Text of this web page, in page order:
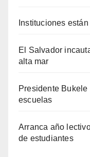
Instituciones
El Salvador
alta mar
Presidente
escuelas
Arranca año
de estudiantes